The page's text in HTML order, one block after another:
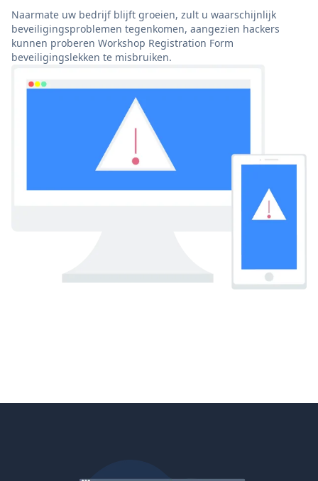
Naarmate uw bedrijf blijft groeien, zult u waarschijnlijk
beveiligingsproblemen tegenkomen, aangezien hackers
kunnen proberen Workshop Registration Form
beveiligingslekken te misbruiken.